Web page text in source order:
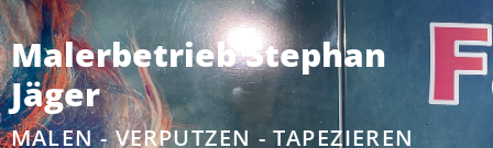
Malerbetrieb Stephan
Jäger
MALEN - VERPUTZEN - TAPEZIEREN